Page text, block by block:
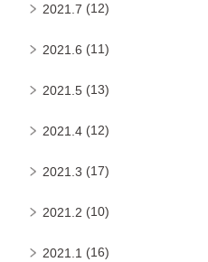
2021.7 (12)
2021.6 (11)
2021.5 (13)
2021.4 (12)
2021.3 (17)
2021.2 (10)
2021.1 (16)